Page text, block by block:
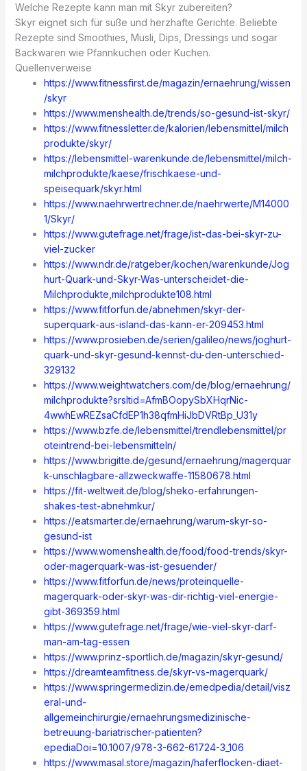
Welche Rezepte kann man mit Skyr zubereiten?
Skyr eignet sich für süße und herzhafte Gerichte. Beliebte
Rezepte sind Smoothies, Müsli, Dips, Dressings und sogar
Backwaren wie Pfannkuchen oder Kuchen.
Quellenverweise
https://www.fitnessfirst.de/magazin/ernaehrung/wissen
/skyr
https://www.menshealth.de/trends/so-gesund-ist-skyr/
https://www.fitnessletter.de/kalorien/lebensmittel/milch
produkte/skyr/
https://lebensmittel-warenkunde.de/lebensmittel/milch-
milchprodukte/kaese/frischkaese-und-
speisequark/skyr.html
https://www.naehrwertrechner.de/naehrwerte/M14000
1/Skyr/
https://www.gutefrage.net/frage/ist-das-bei-skyr-zu-
viel-zucker
https://www.ndr.de/ratgeber/kochen/warenkunde/Jog
hurt-Quark-und-Skyr-Was-unterscheidet-die-
Milchprodukte,milchprodukte108.html
https://www.fitforfun.de/abnehmen/skyr-der-
superquark-aus-island-das-kann-er-209453.html
https://www.prosieben.de/serien/galileo/news/joghurt-
quark-und-skyr-gesund-kennst-du-den-unterschied-
329132
https://www.weightwatchers.com/de/blog/ernaehrung/
milchprodukte?srsltid=AfmBOopySbXHqrNic-
4wwhEwREZsaCfdEP1h38qfmHiJbDVRtBp_U31y
https://www.bzfe.de/lebensmittel/trendlebensmittel/pr
oteintrend-bei-lebensmitteln/
https://www.brigitte.de/gesund/ernaehrung/magerquar
k-unschlagbare-allzweckwaffe-11580678.html
https://fit-weltweit.de/blog/sheko-erfahrungen-
shakes-test-abnehmkur/
https://eatsmarter.de/ernaehrung/warum-skyr-so-
gesund-ist
https://www.womenshealth.de/food/food-trends/skyr-
oder-magerquark-was-ist-gesuender/
https://www.fitforfun.de/news/proteinquelle-
magerquark-oder-skyr-was-dir-richtig-viel-energie-
gibt-369359.html
https://www.gutefrage.net/frage/wie-viel-skyr-darf-
man-am-tag-essen
https://www.prinz-sportlich.de/magazin/skyr-gesund/
https://dreamteamfitness.de/skyr-vs-magerquark/
https://www.springermedizin.de/emedpedia/detail/visz
eral-und-
allgemeinchirurgie/ernaehrungsmedizinische-
betreuung-bariatrischer-patienten?
epediaDoi=10.1007/978-3-662-61724-3_106
https://www.masal.store/magazin/haferflocken-diaet-